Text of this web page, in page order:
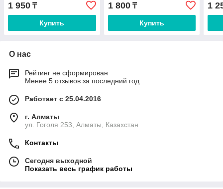
1 950 ₸
Купить
1 800₸
Купить
1
О нас
Рейтинг не сформирован
Менее 5 отзывов за последний год
Работает с 25.04.2016
г. Алматы
ул. Гоголя 253, Алматы, Казахстан
Контакты
Сегодня выходной
Показать весь график работы